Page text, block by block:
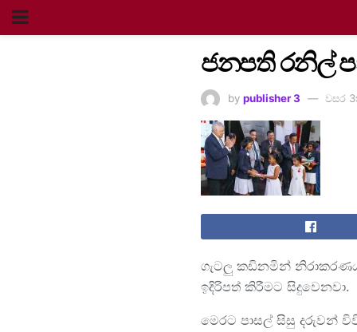
ජනපති රනිල්
by publisher 3 වසර
ගැටලු කඩිනමින්
ඉදිරිපත් කිරීමට සිදුවෙනවා.
මෙරට පාසල් සිසු දරුවන්